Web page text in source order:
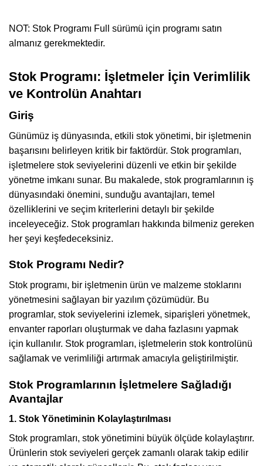
NOT: Stok Programı Full sürümü için programı satın
almanız gerekmektedir.
Stok Programı: İşletmeler İçin Verimlilik
ve Kontrolün Anahtarı
Giriş
Günümüz iş dünyasında, etkili stok yönetimi, bir işletmenin
başarısını belirleyen kritik bir faktördür. Stok programları,
işletmelere stok seviyelerini düzenli ve etkin bir şekilde
yönetme imkanı sunar. Bu makalede, stok programlarının iş
dünyasındaki önemini, sunduğu avantajları, temel
özelliklerini ve seçim kriterlerini detaylı bir şekilde
inceleyeceğiz. Stok programları hakkında bilmeniz gereken
her şeyi keşfedeceksiniz.
Stok Programı Nedir?
Stok programı, bir işletmenin ürün ve malzeme stoklarını
yönetmesini sağlayan bir yazılım çözümüdür. Bu
programlar, stok seviyelerini izlemek, siparişleri yönetmek,
envanter raporları oluşturmak ve daha fazlasını yapmak
için kullanılır. Stok programları, işletmelerin stok kontrolünü
sağlamak ve verimliliği artırmak amacıyla geliştirilmiştir.
Stok Programlarının İşletmelere Sağladığı
Avantajlar
1. Stok Yönetiminin Kolaylaştırılması
Stok programları, stok yönetimini büyük ölçüde kolaylaştırır.
Ürünlerin stok seviyeleri gerçek zamanlı olarak takip edilir